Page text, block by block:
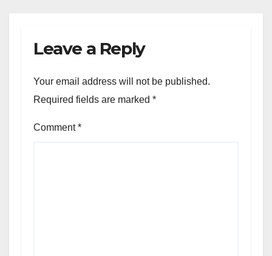
Leave a Reply
Your email address will not be published.
Required fields are marked *
Comment*